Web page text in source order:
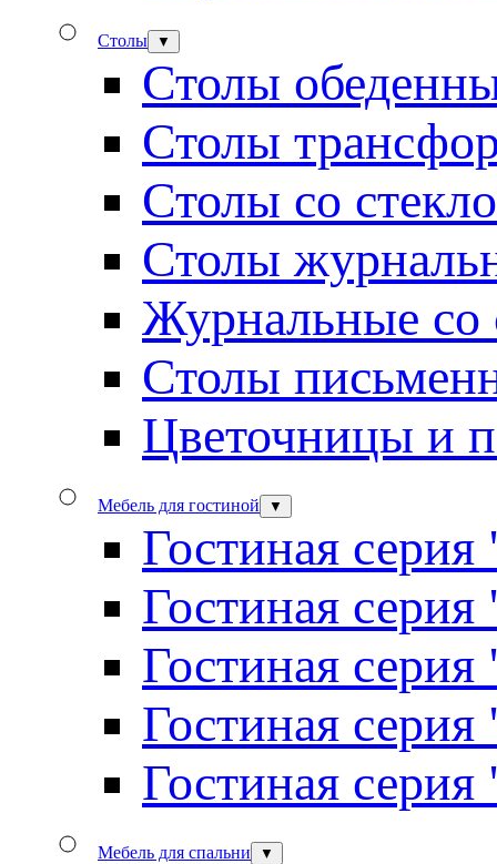
Столы ▼
Столы
Столы
Столы со
Столы
Журнальные со
Столы
Цветочницы и
Мебель для гостиной ▼
Гостиная
Гостиная
Гостиная
Гостиная
Гостиная
Мебель для спальни ▼